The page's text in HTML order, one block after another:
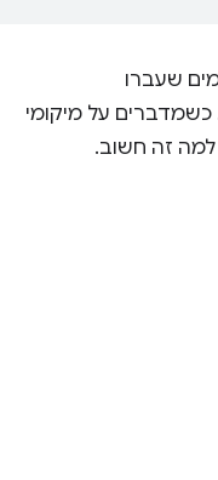
שעברו
על מיקומי
זה חשוב.